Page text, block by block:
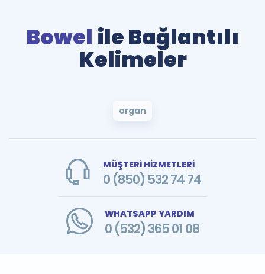
Bowel ile Bağlantılı
Kelimeler
organ
MÜŞTERİ HİZMETLERİ
0 (850) 532 74 74
WHATSAPP YARDIM
0 (532) 365 01 08